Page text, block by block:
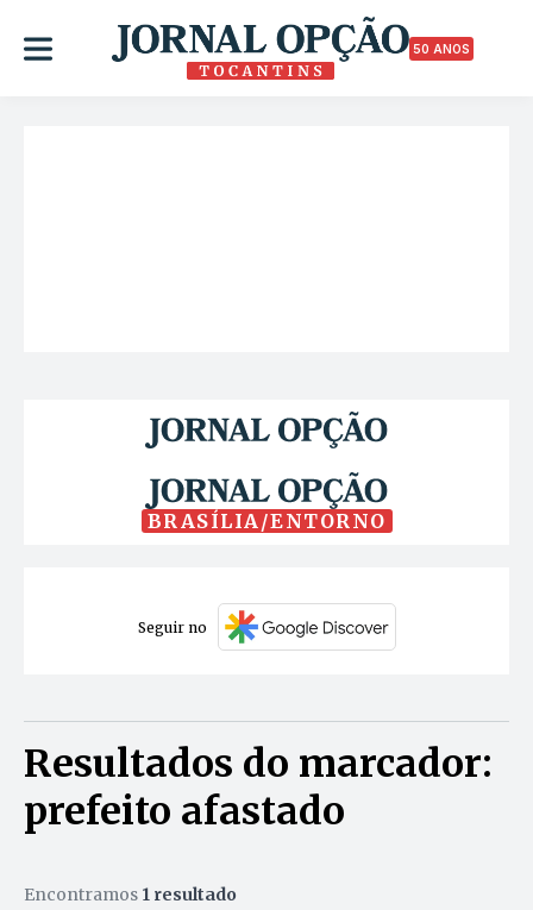
50 ANOS
BRASÍLIA/ENTORNO
Seguir no
Resultados do marcador:
prefeito afastado
Encontramos 1 resultado